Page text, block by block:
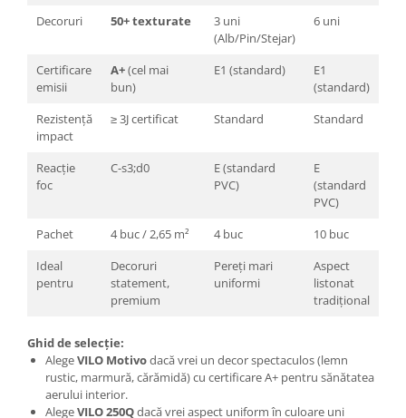
Decoruri
50+ texturate
3 uni
(Alb/Pin/Stejar)
6 uni
Certificare
emisii
A+(cel mai
bun)
E1 (standard)
E1
(standard)
Rezistență
impact
≥ 3J certificat Standard Standard
Reacție
foc
C-s3;d0
E (standard
PVC)
E
(standard
PVC)
Pachet
4 buc / 2,65 m² 4 buc
10 buc
Ideal
pentru
Decoruri
statement,
premium
Pereți mari
uniformi
Aspect
listonat
tradițional
Ghid de selecție:
AlegeVILO Motivodacă vrei un decor spectaculos (lemn
rustic, marmură, cărămidă) cu certificare A+ pentru sănătatea
aerului interior.
AlegeVILO 250Qdacă vrei aspect uniform în culoare uni